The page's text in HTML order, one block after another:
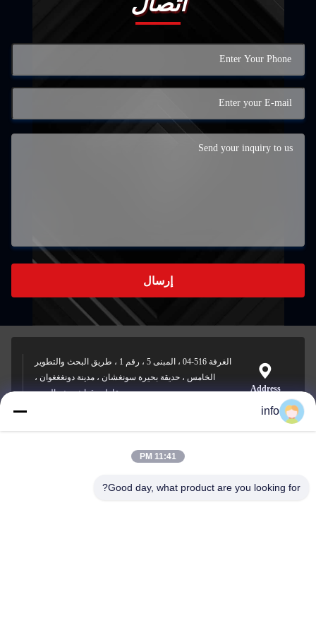
إرسال
Address
الغرفة 516-04 ، المبنى 5 ، رقم 1 ، طريق البحث والتطوير
الخامس ، حديقة بحيرة سونغشان ، مدينة دونغغغوان ،
مقاطعة قوانغدونغ ، الصين
info@gdpowerplus.com
info
11:41 PM
Good day, what product are you looking for?